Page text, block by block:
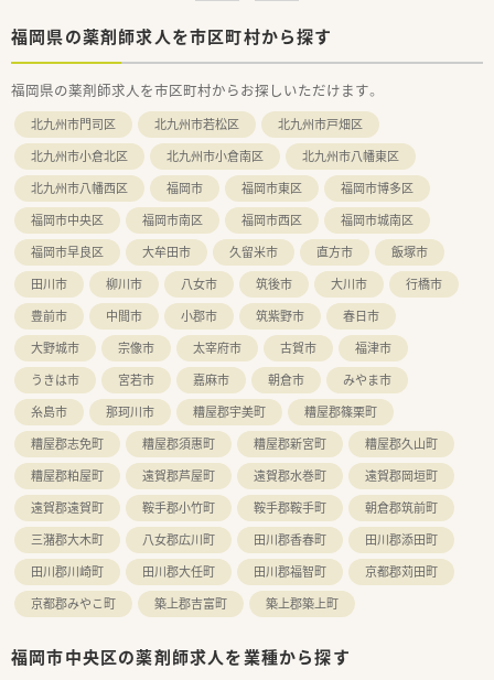
な休みやシフトの変更についても互いに協力し合える理解があ
ります。
医療の一員として誇りを持って働ける風通しの良い雰囲気が魅
力です。
福岡県の薬剤師求人を市区町村から探す
福岡県の薬剤師求人を市区町村からお探しいただけます。
北九州市門司区 北九州市若松区
北九州市戸畑区
北九州市小倉北区
北九州市小倉南区
北九州市八幡東区
北九州市八幡西区
福岡市 福岡市東区
福岡市博多区
福岡市中央区
福岡市南区 福岡市西区
福岡市城南区
福岡市早良区
大牟田市 久留米市 直方市
飯塚市
田川市
柳川市 八女市 筑後市 大川市
行橋市
豊前市
中間市 小郡市 筑紫野市
春日市
大野城市
宗像市 太宰府市 古賀市
福津市
うきは市
宮若市 嘉麻市 朝倉市
みやま市
糸島市
那珂川市 糟屋郡宇美町
糟屋郡篠栗町
糟屋郡志免町
糟屋郡須惠町 糟屋郡新宮町
糟屋郡久山町
糟屋郡粕屋町
遠賀郡芦屋町 遠賀郡水巻町
遠賀郡岡垣町
遠賀郡遠賀町
鞍手郡小竹町 鞍手郡鞍手町
朝倉郡筑前町
三潴郡大木町
八女郡広川町 田川郡香春町
田川郡添田町
田川郡川崎町
田川郡大任町 田川郡福智町
京都郡苅田町
京都郡みやこ町
築上郡吉富町 築上郡築上町
福岡市中央区の薬剤師求人を業種から探す